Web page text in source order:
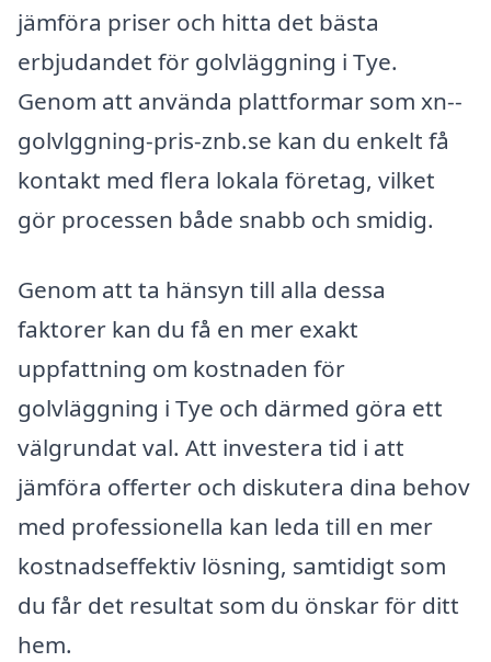
jämföra priser och hitta det bästa
erbjudandet för golvläggning i Tye.
Genom att använda plattformar som xn--
golvlggning-pris-znb.se kan du enkelt få
kontakt med flera lokala företag, vilket
gör processen både snabb och smidig.
Genom att ta hänsyn till alla dessa
faktorer kan du få en mer exakt
uppfattning om kostnaden för
golvläggning i Tye och därmed göra ett
välgrundat val. Att investera tid i att
jämföra offerter och diskutera dina behov
med professionella kan leda till en mer
kostnadseffektiv lösning, samtidigt som
du får det resultat som du önskar för ditt
hem.